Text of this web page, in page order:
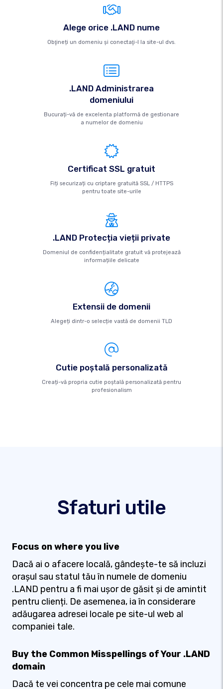
Alege orice .LAND nume
Obţineți un domeniu şi conectaţi-l la site-ul dvs.
.LAND Administrarea
domeniului
Bucurați-vă de excelenta platformă de gestionare
a numelor de domeniu
Certificat SSL gratuit
Fiți securizați cu criptare gratuită SSL / HTTPS
pentru toate site-urile
.LAND Protecția vieții private
Domeniul de confidențialitate gratuit vă protejează
informațiile delicate
Extensii de domenii
Alegeți dintr-o selecție vastă de domenii TLD
Cutie poştală personalizată
Creați-vă propria cutie poștală personalizată pentru
profesionalism
Sfaturi utile
Focus on where you live
Dacă ai o afacere locală, gândește-te să incluzi
orașul sau statul tău în numele de domeniu
.LAND pentru a fi mai ușor de găsit și de amintit
pentru clienți. De asemenea, ia în considerare
adăugarea adresei locale pe site-ul web al
companiei tale.
Buy the Common Misspellings of Your .LAND
domain
Dacă te vei concentra pe cele mai comune